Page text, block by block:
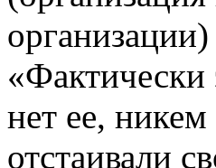
«Фактически
нет ее,
отстаивали